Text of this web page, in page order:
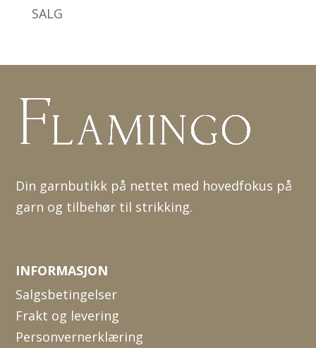
SALG
Din garnbutikk på nettet med hovedfokus på
garn og tilbehør til strikking.
INFORMASJON
Salgsbetingelser
Frakt og levering
Personvernerklæring